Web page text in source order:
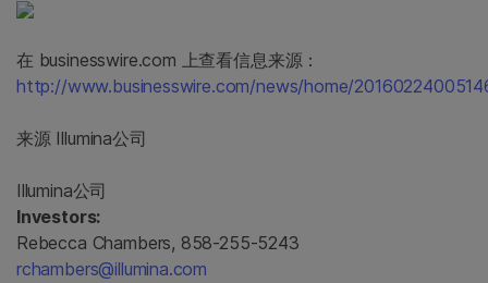
在 businesswire.com 上查看信息来源：
http://www.businesswire.com/news/home/
来源 Illumina公司
Illumina公司
Investors:
Rebecca Chambers, 858-255-5243
rchambers@illumina.com